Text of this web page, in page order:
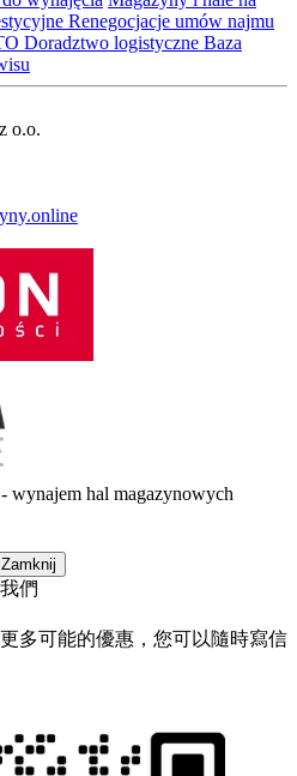
Renegocjacje umów najmu
Doradztwo logistyczne Baza
o.o.
hal magazynowych
Zamknij
們
多可能的優惠，您可以隨時寫信